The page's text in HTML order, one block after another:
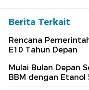
Berita Terkait
Rencana
E10 Tahun Depan
Mulai Bulan Depan
BBM dengan Etanol